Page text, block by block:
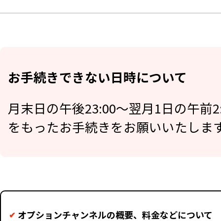
お手続きできない日時について
月末日の午後23:00～翌月1日の午前
をもったお手続きをお願いいたしま
オプションチャンネルの概要、料金などについて